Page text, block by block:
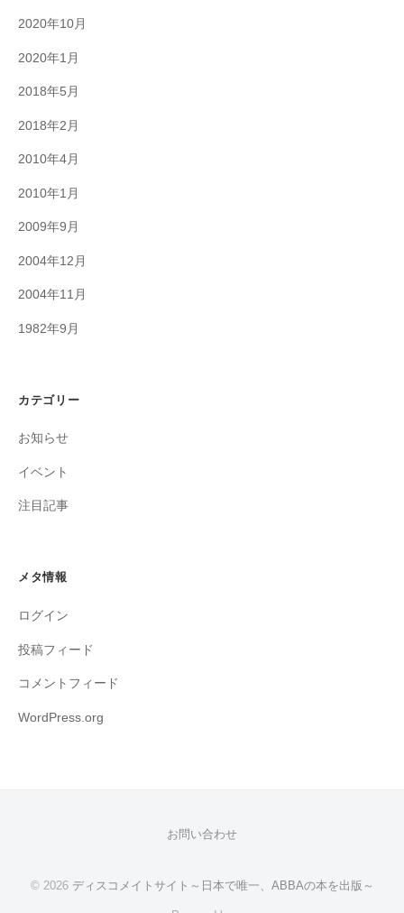
2020年10月
2020年1月
2018年5月
2018年2月
2010年4月
2010年1月
2009年9月
2004年12月
2004年11月
1982年9月
カテゴリー
お知らせ
イベント
注目記事
メタ情報
ログイン
投稿フィード
コメントフィード
WordPress.org
お問い合わせ
© 2026 ディスコメイトサイト～日本で唯一、ABBAの本を出版～